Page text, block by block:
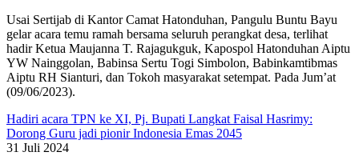
Usai Sertijab di Kantor Camat Hatonduhan, Pangulu Buntu Bayu
gelar acara temu ramah bersama seluruh perangkat desa, terlihat
hadir Ketua Maujanna T. Rajagukguk, Kapospol Hatonduhan Aiptu
YW Nainggolan, Babinsa Sertu Togi Simbolon, Babinkamtibmas
Aiptu RH Sianturi, dan Tokoh masyarakat setempat. Pada Jum’at
(09/06/2023).
Hadiri acara TPN ke XI, Pj. Bupati Langkat Faisal Hasrimy:
Dorong Guru jadi pionir Indonesia Emas 2045
31 Juli 2024